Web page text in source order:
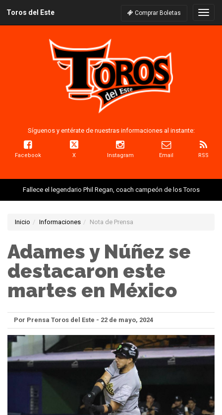
Toros del Este Comprar Boletas
Síguenos y entérate de nuestras informaciones al instante:
Facebook X Instagram Email RSS
Fallece el legendario Phil Regan, coach campeón de los Toros
Inicio Informaciones Nota de Prensa
Adames y Núñez se
destacaron este
martes en México
Por Prensa Toros del Este - 22 de mayo, 2024